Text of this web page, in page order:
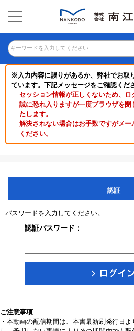
キーワードを入力してください
※入力内容に誤りがあるか、弊社でお取
ています。下記メッセージをご確認くだ
セッション情報が正しくないため、ロ
誠に恐れ入りますが一度ブラウザを
たします。
解決されない場合はお手数ですがメ
ください。
認証
パスワードを入力してください。
認証パスワード：
ご注意事項
・本動画の配信期間は、本書最新刷発行日